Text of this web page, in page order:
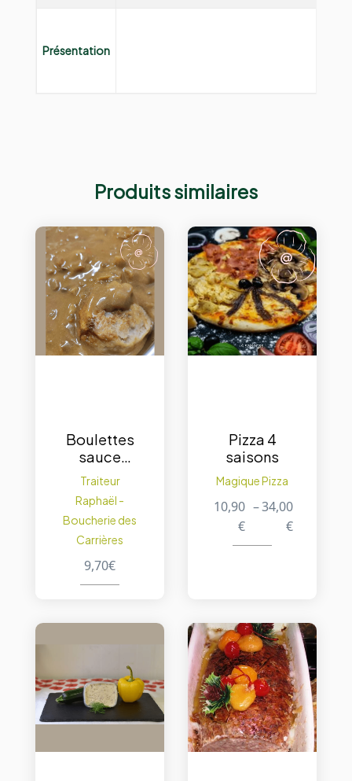
Présentation
Produits similaires
Boulettes
sauce
liégeoise –
portion de
500 g.
Traiteur
Raphaël -
Boucherie des
Carrières
9,70€
Pizza 4
saisons
Magique Pizza
10,90
€
–34,00
€